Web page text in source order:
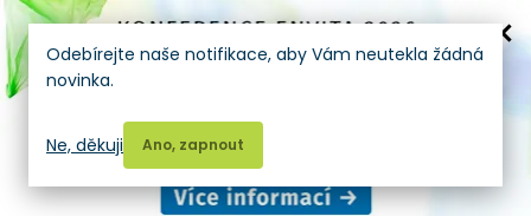
Odebírejte naše notifikace, aby Vám neutekla žádná
novinka.
Ano, zapnout
Ne, děkuji